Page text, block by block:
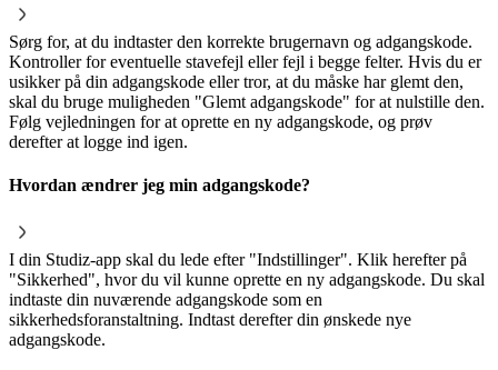
Sørg for, at du indtaster den korrekte brugernavn og adgangskode.
Kontroller for eventuelle stavefejl eller fejl i begge felter. Hvis du er
usikker på din adgangskode eller tror, at du måske har glemt den,
skal du bruge muligheden "Glemt adgangskode" for at nulstille den.
Følg vejledningen for at oprette en ny adgangskode, og prøv
derefter at logge ind igen.
Hvordan ændrer jeg min adgangskode?
I din Studiz-app skal du lede efter "Indstillinger". Klik herefter på
"Sikkerhed", hvor du vil kunne oprette en ny adgangskode. Du skal
indtaste din nuværende adgangskode som en
sikkerhedsforanstaltning. Indtast derefter din ønskede nye
adgangskode.